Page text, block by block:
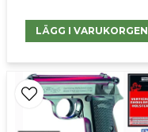
LÄGG I VARUKORGEN